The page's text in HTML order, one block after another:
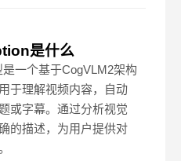
是什么
一个基于CogVLM2架构
于理解视频内容，自动
或字幕。通过分析视觉
的描述，为用户提供对